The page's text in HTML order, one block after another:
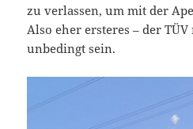
zu verlassen, um mit der
Also eher ersteres – der
unbedingt sein.